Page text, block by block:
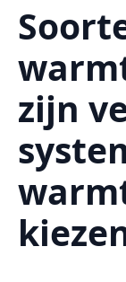
zijn